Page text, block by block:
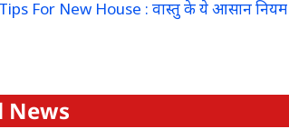
For New House : वास्तु के ये आसान
News